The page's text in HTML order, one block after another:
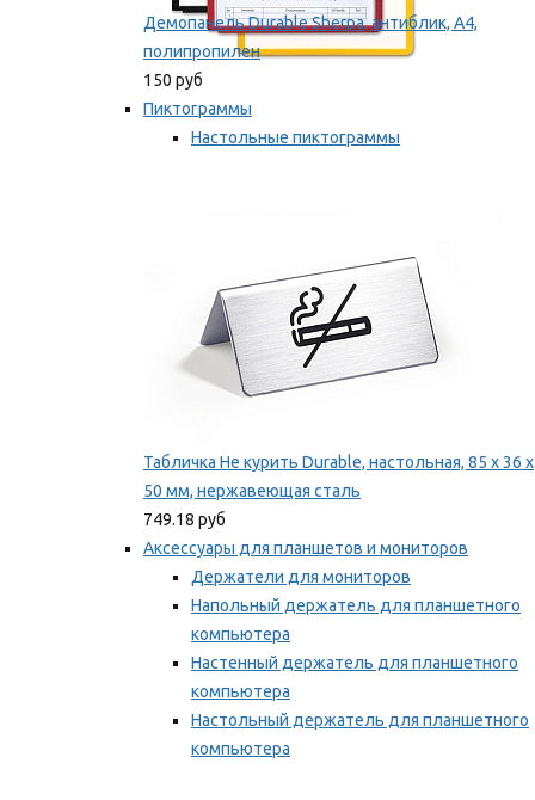
Демопанель Durable Sherpa, антиблик, А4,
полипропилен
150 руб
Пиктограммы
Настольные пиктограммы
Табличка Не курить Durable, настольная, 85 x 36 x
50 мм, нержавеющая сталь
749.18 руб
Аксессуары для планшетов и мониторов
Держатели для мониторов
Напольный держатель для планшетного
компьютера
Настенный держатель для планшетного
компьютера
Настольный держатель для планшетного
компьютера